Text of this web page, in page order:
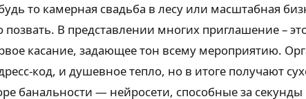
то камерная свадьба в лесу или масштабная
позвать. В представлении многих приглашение –
касание, задающее тон всему мероприятию.
код, и душевное тепло, но в итоге получают
банальности — нейросети, способные за